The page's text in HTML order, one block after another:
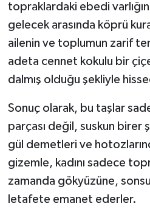
topraklardaki ebedi
gelecek arasında köprü
ailenin ve toplumun zarif
adeta cennet kokulu bir
dalmış olduğu şekliyle
Sonuç olarak, bu taşlar
parçası değil, suskun birer
gül demetleri ve
gizemle, kadını sadece
zamanda gökyüzüne,
letafete emanet ederler.